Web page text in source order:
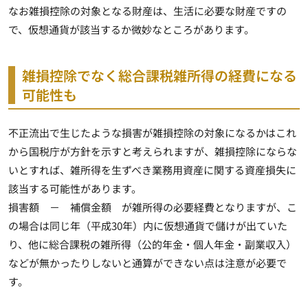
なお雑損控除の対象となる財産は、生活に必要な財産ですの
で、 仮想通貨が該当するか微妙なところがあります。
雑損控除でなく総合課税雑所得の経費になる
可能性も
不正流出で生じたような損害が雑損控除の対象になるかはこれ
から国税庁が方針を示すと考えられますが、 雑損控除にならな
いとすれば、雑所得を生ずべき業務用資産に関する資産損失に
該当する可能性があります。
損害額 － 補償金額 が雑所得の必要経費となりますが、こ
の場合は同じ年（平成30年）内に仮想通貨で儲けが出ていた
り、他に総合課税の雑所得（公的年金・個人年金・副業収入）
などが無かったりしないと通算ができない点は注意が必要で
す。